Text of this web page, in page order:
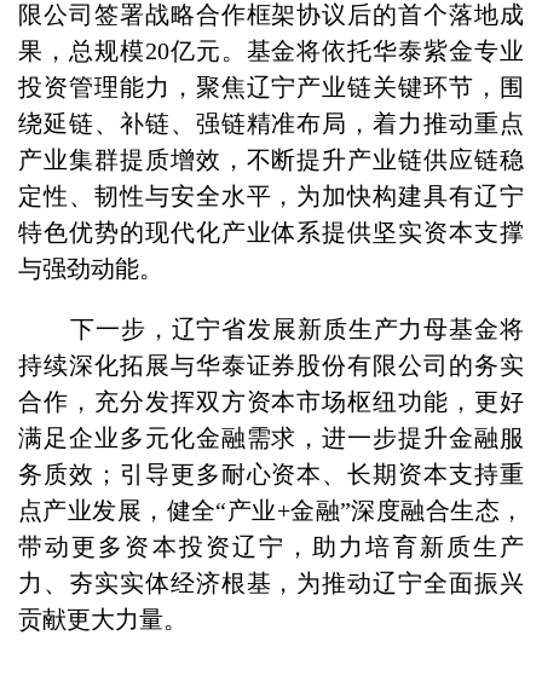
限公司签署战略合作框架协议后的首个落地成
果，总规模20亿元。基金将依托华泰紫金专业
投资管理能力，聚焦辽宁产业链关键环节，围
绕延链、补链、强链精准布局，着力推动重点
产业集群提质增效，不断提升产业链供应链稳
定性、韧性与安全水平，为加快构建具有辽宁
特色优势的现代化产业体系提供坚实资本支撑
与强劲动能。
下一步，辽宁省发展新质生产力母基金将
持续深化拓展与华泰证券股份有限公司的务实
合作，充分发挥双方资本市场枢纽功能，更好
满足企业多元化金融需求，进一步提升金融服
务质效；引导更多耐心资本、长期资本支持重
点产业发展，健全“产业+金融”深度融合生态，
带动更多资本投资辽宁，助力培育新质生产
力、夯实实体经济根基，为推动辽宁全面振兴
贡献更大力量。